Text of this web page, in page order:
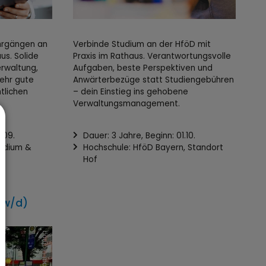
an
Solide
gute
&
Verbinde Studium an der HföD mit
Praxis im Rathaus. Verantwortungsvolle
Aufgaben, beste Perspektiven und
Anwärterbezüge statt Studiengebühren
– dein Einstieg ins gehobene
Verwaltungsmanagement.
Dauer: 3 Jahre, Beginn: 01.10.
Hochschule: HföD Bayern, Standort
Hof
w/d)
Stadt Olching